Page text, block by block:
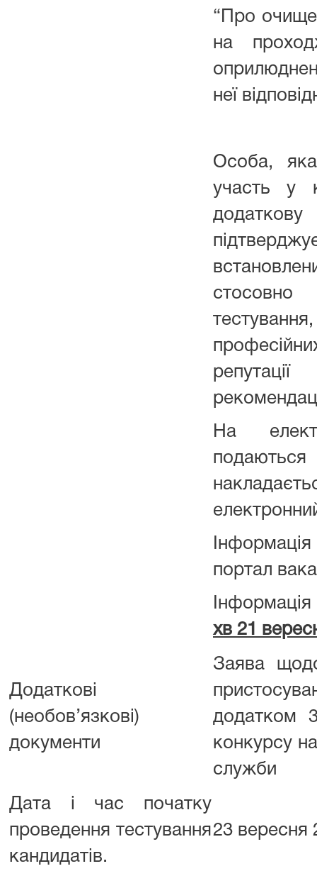
“Про
на
неї
Особа,
участь у
стосовно
На
портал
хв 21
Додаткові
(необов’язкові)
документи
Заява
додатком
конкурсу
служби
Дата і час початку
проведення тестування
кандидатів.
23 вересня